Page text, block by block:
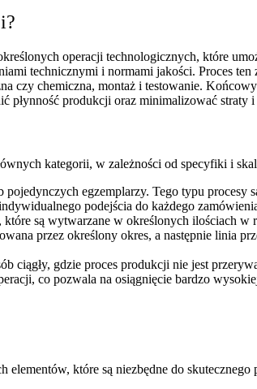
operacji technologicznych, które
technicznymi i normami jakości. Proces
czy chemiczna, montaż i testowanie.
płynność produkcji oraz minimalizować straty
kategorii, w zależności od specyfiki i
egzemplarzy. Tego typu
podejścia do każdego
są wytwarzane w określonych ilościach
przez określony okres, a następnie linia
ciągły, gdzie proces produkcji nie jest
co pozwala na osiągnięcie bardzo
które są niezbędne do